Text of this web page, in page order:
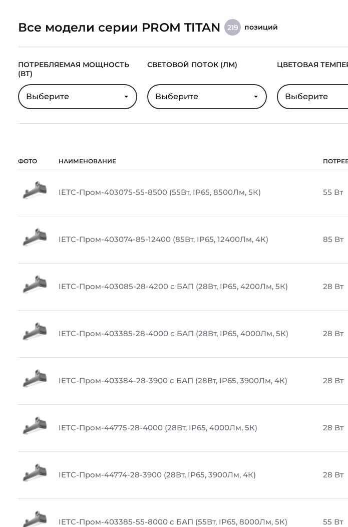
Все модели серии PROM TITAN 219 позиций
ПОТРЕБЛЯЕМАЯ МОЩНОСТЬ
(ВТ)
Выберите
СВЕТОВОЙ ПОТОК (ЛМ)
Выберите
ЦВЕТОВАЯ
Выберите
ФОТО НАИМЕНОВАНИЕ
IETC-Пром-403075-55-8500 (55Вт, IP65, 8500Лм, 5К) 55 Вт
IETC-Пром-403074-85-12400 (85Вт, IP65, 12400Лм, 4К) 85 Вт
IETC-Пром-403085-28-4200 с БАП (28Вт, IP65, 4200Лм, 5К) 28 Вт
IETC-Пром-403385-28-4000 с БАП (28Вт, IP65, 4000Лм, 5К) 28 Вт
IETC-Пром-403384-28-3900 с БАП (28Вт, IP65, 3900Лм, 4К) 28 Вт
IETC-Пром-44775-28-4000 (28Вт, IP65, 4000Лм, 5К) 28 Вт
IETC-Пром-44774-28-3900 (28Вт, IP65, 3900Лм, 4К) 28 Вт
IETC-Пром-403385-55-8000 с БАП (55Вт, IP65, 8000Лм, 5К) 55 Вт